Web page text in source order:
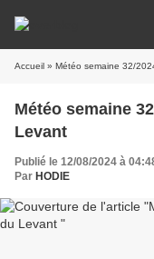
Accueil » Météo semaine 32/
Météo semaine 32/2024 - Station
Levant
Publié le 12/08/2024 à
Par HODIE